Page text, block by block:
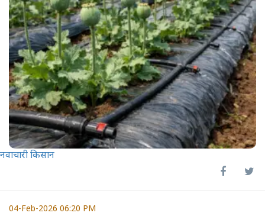
नवाचारी किसान
04-Feb-2026 06:20 PM